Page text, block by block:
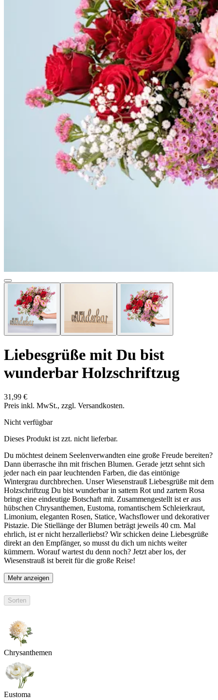
Liebesgrüße mit Du bist
wunderbar Holzschriftzug
31,99 €
Preis inkl. MwSt., zzgl. Versandkosten.
Nicht verfügbar
Dieses Produkt ist zzt. nicht lieferbar.
Du möchtest deinem Seelenverwandten eine große Freude bereiten?
Dann überrasche ihn mit frischen Blumen. Gerade jetzt sehnt sich
jeder nach ein paar leuchtenden Farben, die das eintönige
Wintergrau durchbrechen. Unser Wiesenstrauß Liebesgrüße mit dem
Holzschriftzug Du bist wunderbar in sattem Rot und zartem Rosa
bringt eine eindeutige Botschaft mit. Zusammengestellt ist er aus
hübschen Chrysanthemen, Eustoma, romantischem Schleierkraut,
Limonium, eleganten Rosen, Statice, Wachsflower und dekorativer
Pistazie. Die Stiellänge der Blumen beträgt jeweils 40 cm. Mal
ehrlich, ist er nicht herzallerliebst? Wir schicken deine Liebesgrüße
direkt an den Empfänger, so musst du dich um nichts weiter
kümmern. Worauf wartest du denn noch? Jetzt aber los, der
Wiesenstrauß ist bereit für die große Reise!
Mehr anzeigen
Sorten
Chrysanthemen
Eustoma